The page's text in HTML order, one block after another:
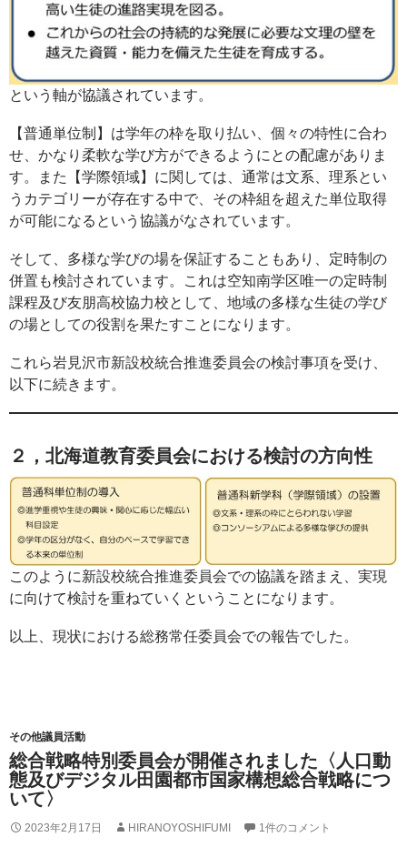
という軸が協議されています。
【普通単位制】は学年の枠を取り払い、個々の特性に合わ
せ、かなり柔軟な学び方ができるようにとの配慮がありま
す。また【学際領域】に関しては、通常は文系、理系とい
うカテゴリーが存在する中で、その枠組を超えた単位取得
が可能になるという協議がなされています。
そして、多様な学びの場を保証することもあり、定時制の
併置も検討されています。これは空知南学区唯一の定時制
課程及び友朋高校協力校として、地域の多様な生徒の学び
の場としての役割を果たすことになります。
これら岩見沢市新設校統合推進委員会の検討事項を受け、
以下に続きます。
２，北海道教育委員会における検討の方向性
このように新設校統合推進委員会での協議を踏まえ、実現
に向けて検討を重ねていくということになります。
以上、現状における総務常任委員会での報告でした。
その他議員活動
総合戦略特別委員会が開催されました〈人口動
態及びデジタル田園都市国家構想総合戦略につ
いて〉
2023年2月17日 HIRANOYOSHIFUMI 1件のコメント